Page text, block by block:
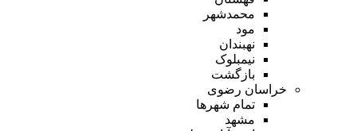
محمدشهر
مود
نهبندان
نیمبلوک
بازگشت
خراسان رضوی
تمام شهر‌ها
مشهد